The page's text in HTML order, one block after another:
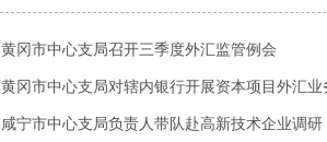
黄冈市中心支局召开三季度外汇监管例会
黄冈市中心支局对辖内银行开展资本项目外汇业
咸宁市中心支局负责人带队赴高新技术企业调研